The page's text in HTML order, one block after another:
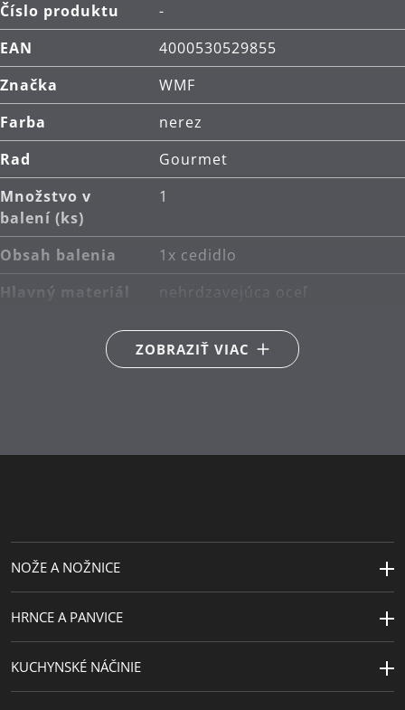
Číslo produktu
-
EAN
4000530529855
Značka
WMF
Farba
nerez
Rad
Gourmet
Množstvo v
balení (ks)
1
Obsah balenia
1x cedidlo
Hlavný materiál
nehrdzavejúca oceľ
Starostlivosť o
možno umývať v umývačke
ZOBRAZIŤ VIAC
NOŽE A NOŽNICE
HRNCE A PANVICE
KUCHYNSKÉ NÁČINIE